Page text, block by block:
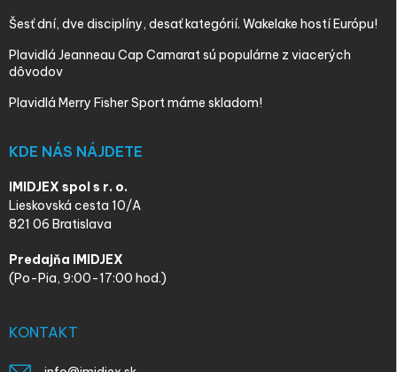
Šesť dní, dve disciplíny, desať kategórií. Wakelake hostí Európu!
Plavidlá Jeanneau Cap Camarat sú populárne z viacerých
dôvodov
Plavidlá Merry Fisher Sport máme skladom!
KDE NÁS NÁJDETE
IMIDJEX spol s r. o.
Lieskovská cesta 10/A
821 06 Bratislava
Predajňa IMIDJEX
(Po-Pia, 9:00-17:00 hod.)
KONTAKT